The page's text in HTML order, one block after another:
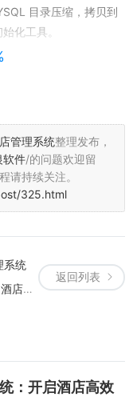
目录压缩，拷贝到
化工具。
需要进行自定义编
口，点击新增按钮，输
在有效选框上打勾则代
作员实现权限管理，有
工号 admin 登录系统配
权限管理窗口，在员工
管理系统整理发布，
软件/的问题欢迎留
请持续关注。
325.html
返回列表
系统
运营
：开启酒店高效